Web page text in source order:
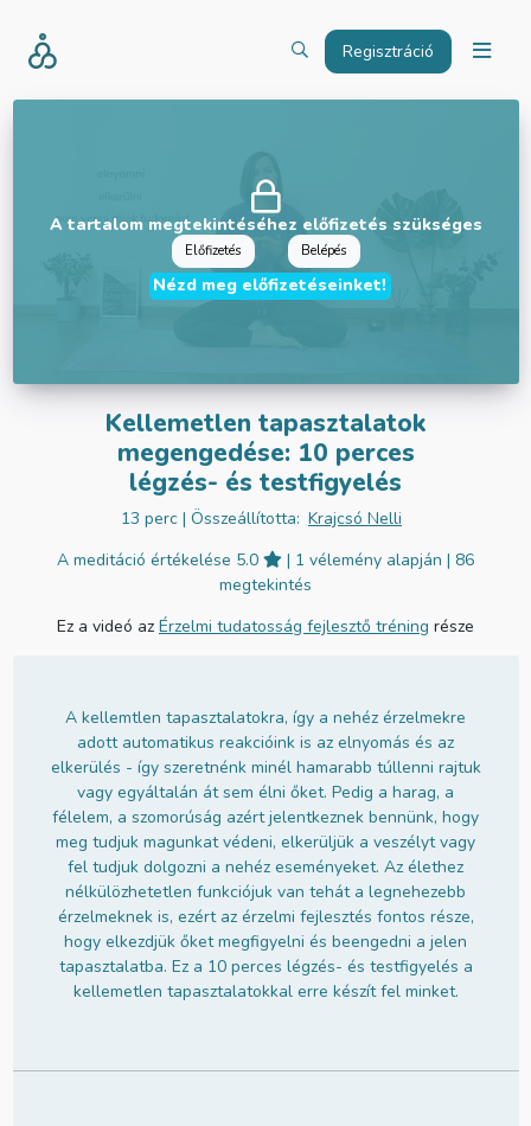
Regisztráció
A tartalom megtekintéséhez előfizetés szükséges
Előfizetés Belépés
Nézd meg előfizetéseinket!
Kellemetlen tapasztalatok
megengedése: 10 perces
légzés- és testfigyelés
13 perc | Összeállította: Krajcsó Nelli
A meditáció értékelése 5.0
| 1 vélemény alapján | 86
megtekintés
Ez a videó az Érzelmi tudatosság fejlesztő tréning része
A kellemtlen tapasztalatokra, így a nehéz érzelmekre
adott automatikus reakcióink is az elnyomás és az
elkerülés - így szeretnénk minél hamarabb túllenni rajtuk
vagy egyáltalán át sem élni őket. Pedig a harag, a
félelem, a szomorúság azért jelentkeznek bennünk, hogy
meg tudjuk magunkat védeni, elkerüljük a veszélyt vagy
fel tudjuk dolgozni a nehéz eseményeket. Az élethez
nélkülözhetetlen funkciójuk van tehát a legnehezebb
érzelmeknek is, ezért az érzelmi fejlesztés fontos része,
hogy elkezdjük őket megfigyelni és beengedni a jelen
tapasztalatba. Ez a 10 perces légzés- és testfigyelés a
kellemetlen tapasztalatokkal erre készít fel minket.